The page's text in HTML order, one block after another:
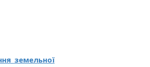
земельної